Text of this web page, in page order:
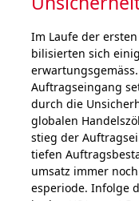
Im Laufe der
bi­li­sier­ten sich
Auf­trags­ein­gang
durch die
glo­ba­len
stieg der
tiefen
umsatz immer
es­peri­ode. Infolge